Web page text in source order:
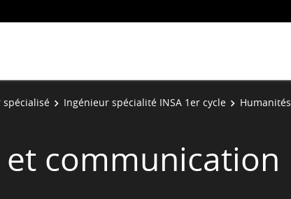
Ingénieur spécialité INSA 1er cycle Humanités
communication